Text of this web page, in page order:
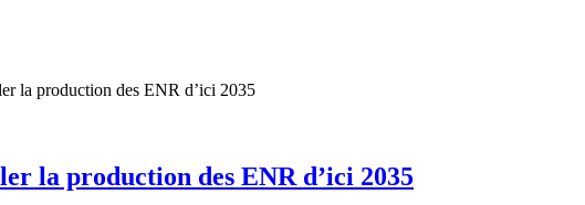
la production des ENR d’ici 2035